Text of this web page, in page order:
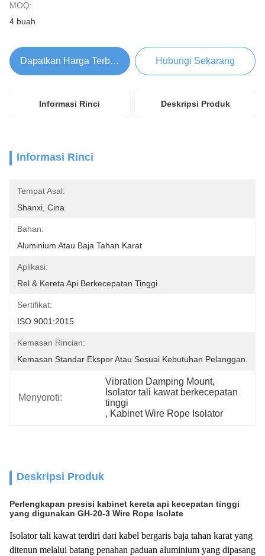
MOQ:
4 buah
Dapatkan Harga Terbaik Hubungi Sekarang
Informasi Rinci Deskripsi Produk
Informasi Rinci
Tempat Asal:
Shanxi, Cina
Bahan:
Aluminium Atau Baja Tahan Karat
Aplikasi:
Rel & Kereta Api Berkecepatan Tinggi
Sertifikat:
ISO 9001:2015
Kemasan Rincian:
Kemasan Standar Ekspor Atau Sesuai Kebutuhan Pelanggan.
Menyoroti:
Vibration Damping Mount,
Isolator tali kawat berkecepatan
tinggi
, Kabinet Wire Rope Isolator
Deskripsi Produk
Perlengkapan presisi kabinet kereta api kecepatan tinggi
yang digunakan GH-20-3 Wire Rope Isolate
Isolator tali kawat terdiri dari kabel bergaris baja tahan karat yang
ditenun melalui batang penahan paduan aluminium yang dipasang